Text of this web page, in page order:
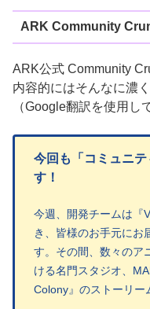
ARK Community
ARK公式 Community
内容的にはそんなに濃
（Google翻訳を使用し
今回も「コミュニ
す！
今週、開発チームは『
き、皆様のお手元にお
す。その間、数々のア
ける名門スタジオ、
Colony』のストーリー